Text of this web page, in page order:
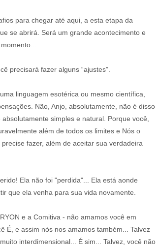
para chegar até aqui, a esta etapa da
se abrirá. Será um grande acontecimento e
precisará fazer alguns “ajustes”.
linguagem esotérica ou mesmo científica,
Não, Anjo, absolutamente, não é disso
simples e natural. Porque você,
além de todos os limites e Nós o
fazer, além de aceitar sua verdadeira
Ela não foi "perdida"... Ela está aonde
que ela venha para sua vida novamente.
e a Comitiva - não amamos você em
É, e assim nós nos amamos também... Talvez
interdimensional... É sim... Talvez, você não